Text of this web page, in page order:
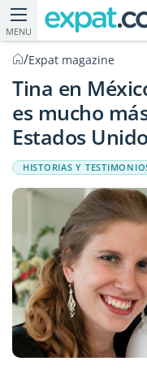
MENU
/Expat magazine
Tina en
es mucho
Estados
HISTORIAS Y